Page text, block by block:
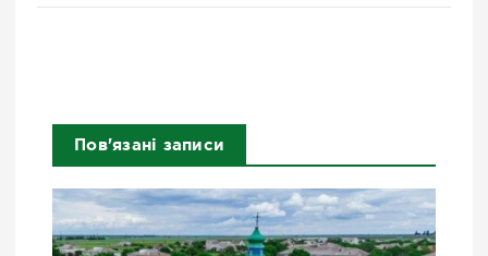
Пов'язані записи